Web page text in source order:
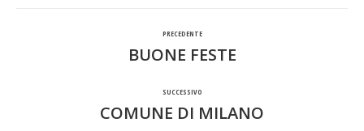
PRECEDENTE
Post
BUONE FESTE
SUCCESSIVO
Prossimo
COMUNE DI MILANO